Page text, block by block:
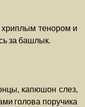
тенором и
за башлык.
капюшон слез,
голова поручика